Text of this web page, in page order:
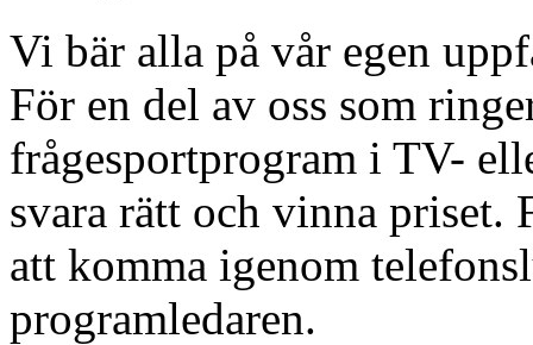
Vi bär alla på vår egen
För en del av oss som
frågesportprogram i TV-
svara rätt och vinna priset.
att komma igenom
programledaren.